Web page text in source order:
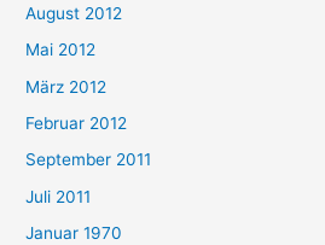
August 2012
Mai 2012
März 2012
Februar 2012
September 2011
Juli 2011
Januar 1970